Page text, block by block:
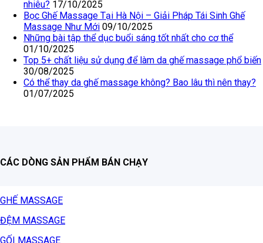
nhiêu? 17/10/2025
Bọc Ghế Massage Tại Hà Nội – Giải Pháp Tái Sinh Ghế
Massage Như Mới 09/10/2025
Những bài tập thể dục buổi sáng tốt nhất cho cơ thể
01/10/2025
Top 5+ chất liệu sử dụng để làm da ghế massage phổ biến
30/08/2025
Có thể thay da ghế massage không? Bao lâu thì nên thay?
01/07/2025
CÁC DÒNG SẢN PHẨM BÁN CHẠY
GHẾ MASSAGE
ĐỆM MASSAGE
GỐI MASSAGE